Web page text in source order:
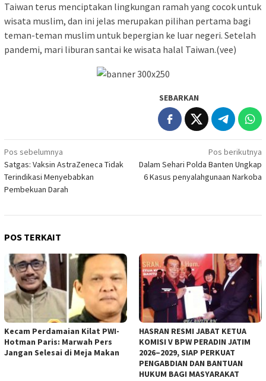
Taiwan terus menciptakan lingkungan ramah yang cocok untuk
wisata muslim, dan ini jelas merupakan pilihan pertama bagi
teman-teman muslim untuk bepergian ke luar negeri. Setelah
pandemi, mari liburan santai ke wisata halal Taiwan.(vee)
SEBARKAN
Navigasi
pos
Pos sebelumnya
Satgas: Vaksin AstraZeneca Tidak
Terindikasi Menyebabkan
Pembekuan Darah
Pos berikutnya
Dalam Sehari Polda Banten Ungkap
6 Kasus penyalahgunaan Narkoba
POS TERKAIT
Kecam Perdamaian Kilat PWI-
Hotman Paris: Marwah Pers
Jangan Selesai di Meja Makan
HASRAN RESMI JABAT KETUA
KOMISI V BPW PERADIN JATIM
2026–2029, SIAP PERKUAT
PENGABDIAN DAN BANTUAN
HUKUM BAGI MASYARAKAT